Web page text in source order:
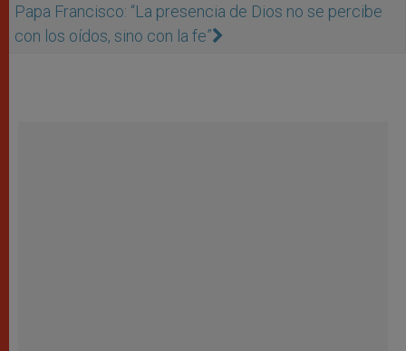
Papa Francisco: “La presencia de Dios no se percibe
con los oídos, sino con la fe”